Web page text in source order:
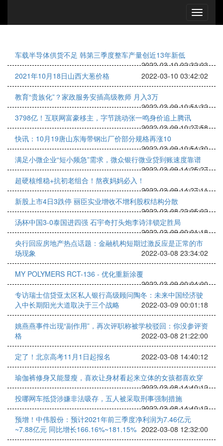
车载半导体供货不足 韩第三季度整车产量创近13年新低
2022-03-10 02:32:03
2021年10月18日山西大葱价格
2022-03-10 03:42:02
教育“贵族化”？家政服务安插高级教师 月入3万
2022-03-09 10:51:32
3798亿！互联网富豪移主，字节跳动张一鸣身价追上腾讯
2022-03-09 10:27:58
快讯：10月19唐山东海带钢出厂价部分规格再涨10
2022-03-09 10:54:30
满足小微企业“短小频急”需求，微众银行微业贷到账速度靠谱
2022-03-09 14:25:27
超硬核维稳+抗初老组合！熬夜妈妈必入！
2022-03-09 14:27:11
新股上市4日3跌停 丽臣实业增收不增利股权结构分散
2022-03-08 22:05:02
汤杯中国3-0泰国进四强 石宇奇打头炮李诗沣锁定胜局
2022-03-09 00:01:18
央行回应房地产热点话题：金融机构短期过激反应是正常的市
场现象
2022-03-08 23:34:02
MY POLYMERS RCT-136 - 优化重新涂覆
2022-03-09 00:04:00
专访瑞士信贷亚太区私人银行高级顾问陶冬：未来中国经济驶
入中长期阳光大道取决于三个战略
2022-03-09 00:01:18
姚燕燕事件出现“副作用”，再次评职称被学校驳回：你没参评资
格
2022-03-08 21:22:00
定了！北京高考11月1日起报名 2022-03-08 14:40:12
瑜伽裤修身又能显瘦，喜欢让身材看起来立体的女孩都喜欢穿
2022-03-08 14:40:12
投哪网车抵贷涉嫌非法吸存，五人被采取刑事强制措施
2022-03-08 14:40:12
预增！中伟股份：预计2021年前三季度净利润为7.46亿元
~7.88亿元 同比增长166.16%~181.15% 2022-03-08 12:32:00